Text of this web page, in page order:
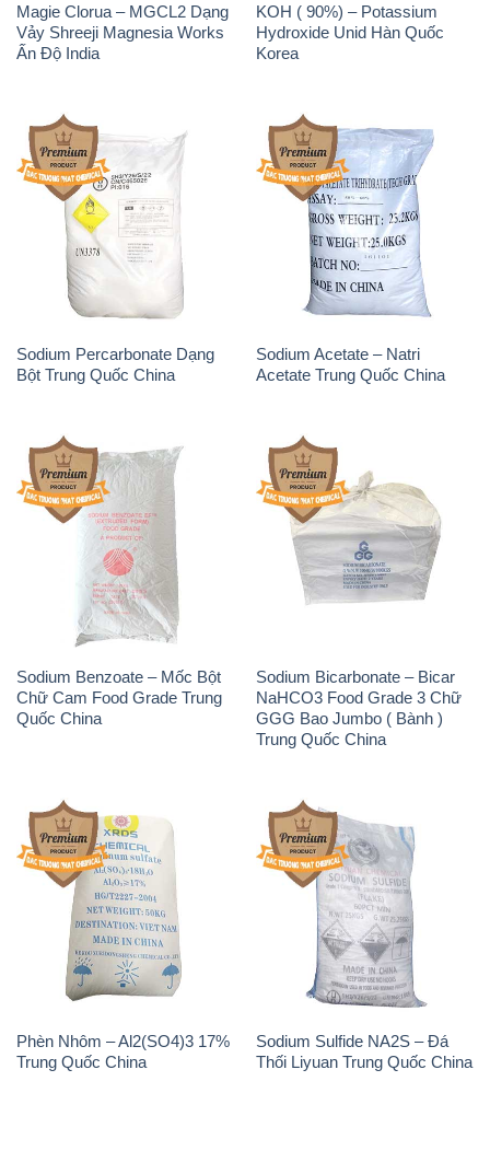
Magie Clorua – MGCL2 Dạng
Vảy Shreeji Magnesia Works
Ấn Độ India
KOH ( 90%) – Potassium
Hydroxide Unid Hàn Quốc
Korea
Sodium Percarbonate Dạng
Bột Trung Quốc China
Sodium Acetate – Natri
Acetate Trung Quốc China
Sodium Benzoate – Mốc Bột
Chữ Cam Food Grade Trung
Quốc China
Sodium Bicarbonate – Bicar
NaHCO3 Food Grade 3 Chữ
GGG Bao Jumbo ( Bành )
Trung Quốc China
Phèn Nhôm – Al2(SO4)3 17%
Trung Quốc China
Sodium Sulfide NA2S – Đá
Thối Liyuan Trung Quốc China